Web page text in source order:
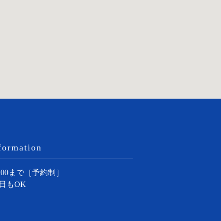
まで［予約制］
もOK